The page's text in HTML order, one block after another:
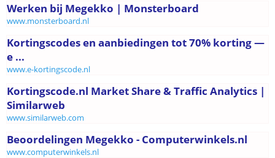
Werken bij Megekko | Monsterboard
www.monsterboard.nl
Kortingscodes en aanbiedingen tot 70% korting —
e ...
www.e-kortingscode.nl
Kortingscode.nl Market Share & Traffic Analytics |
Similarweb
www.similarweb.com
Beoordelingen Megekko - Computerwinkels.nl
www.computerwinkels.nl